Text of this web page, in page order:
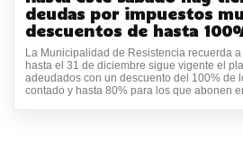
deudas por impuestos
descuentos de hasta
La Municipalidad de Resistencia recuerda
hasta el 31 de diciembre sigue vigente el
adeudados con un descuento del 100% de
contado y hasta 80% para los que abonen